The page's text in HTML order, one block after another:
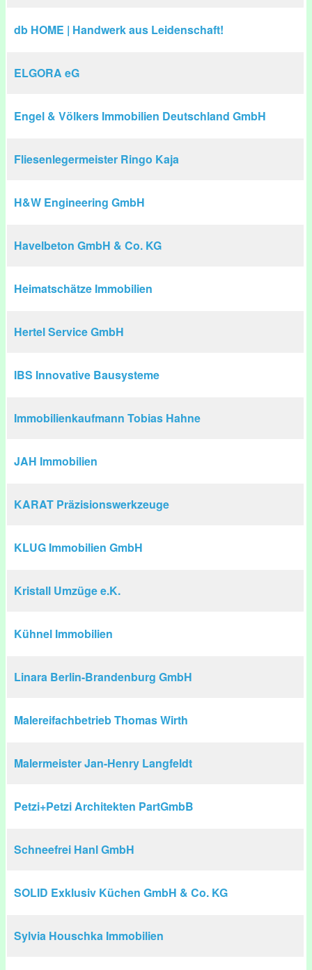
db HOME | Handwerk aus Leidenschaft!
ELGORA eG
Engel & Völkers Immobilien Deutschland GmbH
Fliesenlegermeister Ringo Kaja
H&W Engineering GmbH
Havelbeton GmbH & Co. KG
Heimatschätze Immobilien
Hertel Service GmbH
IBS Innovative Bausysteme
Immobilienkaufmann Tobias Hahne
JAH Immobilien
KARAT Präzisionswerkzeuge
KLUG Immobilien GmbH
Kristall Umzüge e.K.
Kühnel Immobilien
Linara Berlin-Brandenburg GmbH
Malereifachbetrieb Thomas Wirth
Malermeister Jan-Henry Langfeldt
Petzi+Petzi Architekten PartGmbB
Schneefrei Hanl GmbH
SOLID Exklusiv Küchen GmbH & Co. KG
Sylvia Houschka Immobilien